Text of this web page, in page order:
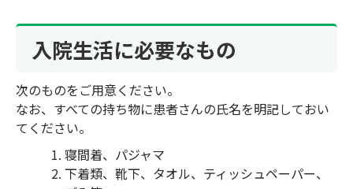
入院生活に必要なもの
次のものをご用意ください。
なお、すべての持ち物に患者さんの氏名を明記しておい
てください。
寝間着、パジャマ
下着類、靴下、タオル、ティッシュペーパー、